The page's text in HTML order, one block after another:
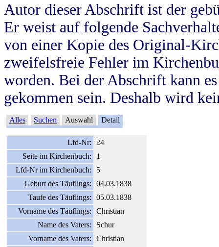
Autor dieser Abschrift ist der
Er weist auf folgende
von einer Kopie des Original-
zweifelsfreie Fehler im
worden. Bei der Abschrift kann
gekommen sein. Deshalb wird
Alles Suchen Auswahl Detail
Lfd-Nr:
24
Seite im Kirchenbuch:
1
Lfd-Nr im Kirchenbuch:
5
Geburt des Täuflings:
04.03.1838
Taufe des Täuflings:
05.03.1838
Vorname des Täuflings:
Christian
Name des Vaters:
Schur
Vorname des Vaters:
Christian